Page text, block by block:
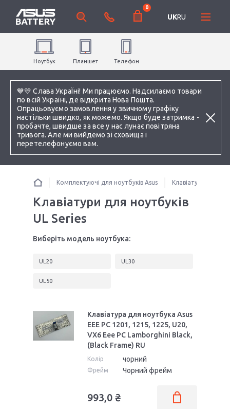
💙💛 Слава УкраЇні! Ми працюємо. Надсилаємо товари
по всій Україні, де відкрита Нова Пошта.
Опрацьовуємо замовлення у звичному графіку
настільки швидко, як можемо. Якщо буде затримка -
пробачте, швидше за все у нас лунає повітряна
тривога. Але ми вийдемо зі сховища і
перетелефонуємо вам.
0
UKRU
Ноутбук Планшет Телефон
Комплектуючі для ноутбуків Asus Клавіатури для
Клавіатури для ноутбуків
UL Series
Виберіть модель ноутбука:
UL20 UL30
UL50
Клавіатура для ноутбука Asus
EEE PC 1201, 1215, 1225, U20,
VX6 Eee PC Lamborghini Black,
(Black Frame) RU
Колір чорний
Фрейм Чорний фрейм
993,0 ₴